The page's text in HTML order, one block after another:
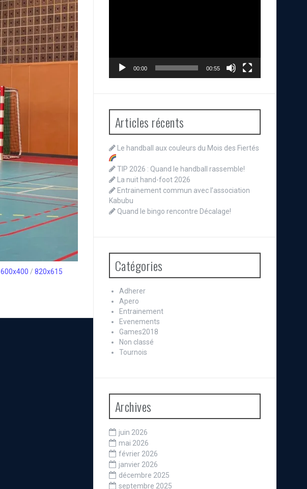
600x400 / 820x615
00:00 00:55
Articles récents
Le handball aux couleurs du Mois des Fiertés
TIP 2026 : Quand le handball rassemble!
La nuit hand-foot 2026
Entrainement commun avec l’association
Kabubu
Quand le bingo rencontre Décalage!
Catégories
Adherer
Apero
Entrainement
Evenements
Games2018
Non classé
Tournois
Archives
juin 2026
mai 2026
février 2026
janvier 2026
décembre 2025
septembre 2025